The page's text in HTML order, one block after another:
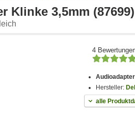
Klinke 3,5mm (87699)
4
Audioadapter
Hersteller:
alle